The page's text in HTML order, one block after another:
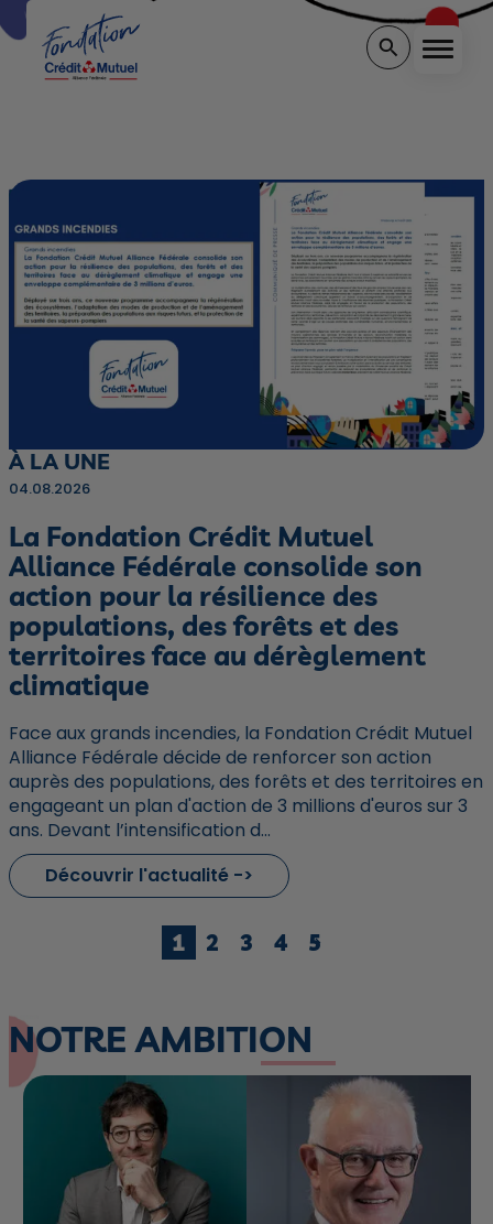
Menu
À LA UNE
04.08.2026
La Fondation Crédit Mutuel
Alliance Fédérale consolide son
action pour la résilience des
populations, des forêts et des
territoires face au dérèglement
climatique
Face aux grands incendies, la Fondation Crédit Mutuel
Alliance Fédérale décide de renforcer son action
auprès des populations, des forêts et des territoires en
engageant un plan d'action de 3 millions d'euros sur 3
ans. Devant l’intensification d...
Découvrir l'actualité
NOTRE AMBITION